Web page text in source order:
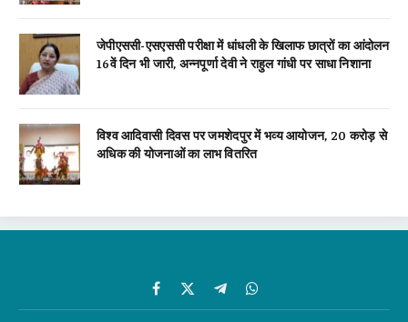
जेपीएससी-एसएससी परीक्षा में धांधली के खिलाफ छात्रों का आंदोलन
16वें दिन भी जारी, अन्नपूर्णा देवी ने राहुल गांधी पर साधा निशाना
विश्व आदिवासी दिवस पर जमशेदपुर में भव्य आयोजन, 20 करोड़ से
अधिक की योजनाओं का लाभ वितरित
Facebook
X
TelegramWhatsApp